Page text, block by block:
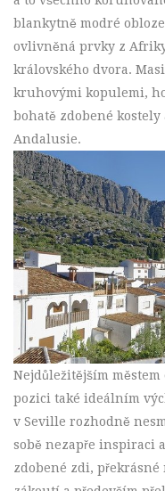
blankytně modré
ovlivněná prvky z
královského dvora.
kruhovými kopulemi,
bohatě zdobené kostely
Andalusie.
Nejdůležitějším městem
pozici také ideálním
v Seville rozhodně
sobě nezapře inspiraci
zdobené zdi,